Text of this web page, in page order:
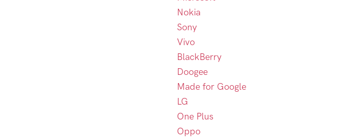
Nokia
Sony
Vivo
BlackBerry
Doogee
Made for Google
LG
One Plus
Oppo